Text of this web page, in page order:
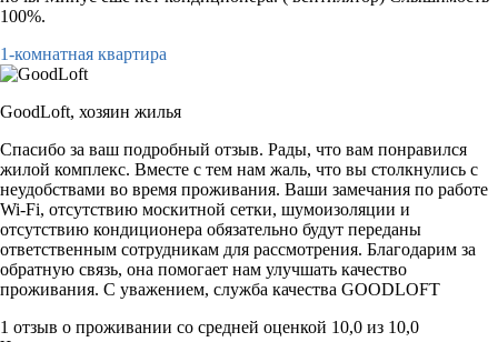
100%.
1-комнатная квартира
GoodLoft, хозяин жилья
Спасибо за ваш подробный отзыв. Рады, что вам понравился
жилой комплекс. Вместе с тем нам жаль, что вы столкнулись с
неудобствами во время проживания. Ваши замечания по работе
Wi-Fi, отсутствию москитной сетки, шумоизоляции и
отсутствию кондиционера обязательно будут переданы
ответственным сотрудникам для рассмотрения. Благодарим за
обратную связь, она помогает нам улучшать качество
проживания. С уважением, служба качества GOODLOFT
1 отзыв о проживании со средней оценкой 10,0 из 10,0